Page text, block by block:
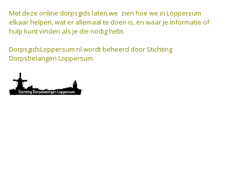
Met deze online dorpsgids laten we zien hoe we in Loppersum
elkaar helpen, wat er allemaal te doen is, en waar je informatie of
hulp kunt vinden als je die nodig hebt.
DorpsgidsLoppersum.nl wordt beheerd door Stichting
Dorpsbelangen Loppersum.